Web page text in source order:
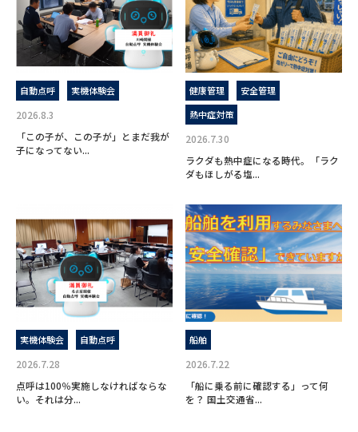
自動点呼 実機体験会
2026.8.3
「この子が、この子が」とまだ我が
子になってない...
健康管理
安全管理
熱中症対策
2026.7.30
ラクダも熱中症になる時代。「ラク
ダもほしがる塩...
実機体験会 自動点呼
2026.7.28
点呼は100％実施しなければならな
い。それは分...
船舶
2026.7.22
「船に乗る前に確認する」って何
を？ 国土交通省...